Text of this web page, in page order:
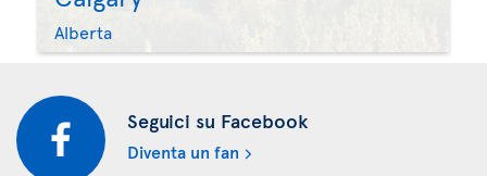
Alberta
Seguici su Facebook
Diventa un fan